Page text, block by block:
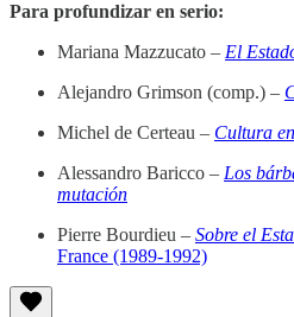
Para profundizar en serio:
Mariana Mazzucato – El
Alejandro Grimson (comp.) –
Michel de Certeau – Cultura
Alessandro Baricco – Los
mutación
Pierre Bourdieu – Sobre el
France (1989-1992)